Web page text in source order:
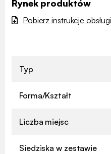
Rynek produktów
Pobierz instrukcję obsługi
Typ
Forma/Kształt
Liczba miejsc
Siedziska w zestawie